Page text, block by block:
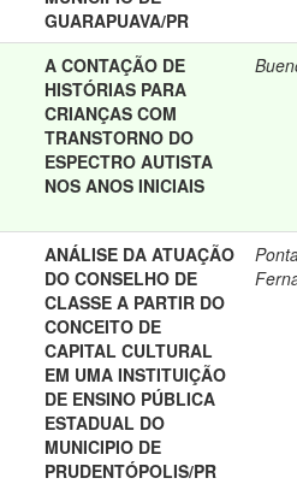
GUARAPUAVA/PR
A CONTAÇÃO DE
HISTÓRIAS PARA
CRIANÇAS COM
TRANSTORNO DO
ESPECTRO AUTISTA
NOS ANOS INICIAIS
ANÁLISE DA ATUAÇÃO
DO CONSELHO DE
CLASSE A PARTIR DO
CONCEITO DE
CAPITAL CULTURAL
EM UMA INSTITUIÇÃO
DE ENSINO PÚBLICA
ESTADUAL DO
MUNICIPIO DE
PRUDENTÓPOLIS/PR